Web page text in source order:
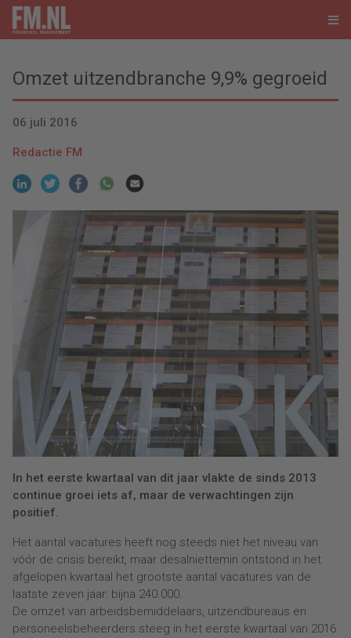
Omzet uitzendbranche 9,9% gegroeid
06 juli 2016
Redactie FM
In het eerste kwartaal van dit jaar vlakte de sinds 2013
continue groei iets af, maar de verwachtingen zijn
positief.
Het aantal vacatures heeft nog steeds niet het niveau van
vóór de crisis bereikt, maar desalniettemin ontstond in het
afgelopen kwartaal het grootste aantal vacatures van de
laatste zeven jaar: bijna 240.000.
De omzet van arbeidsbemiddelaars, uitzendbureaus en
personeelsbeheerders steeg in het eerste kwartaal van 2016